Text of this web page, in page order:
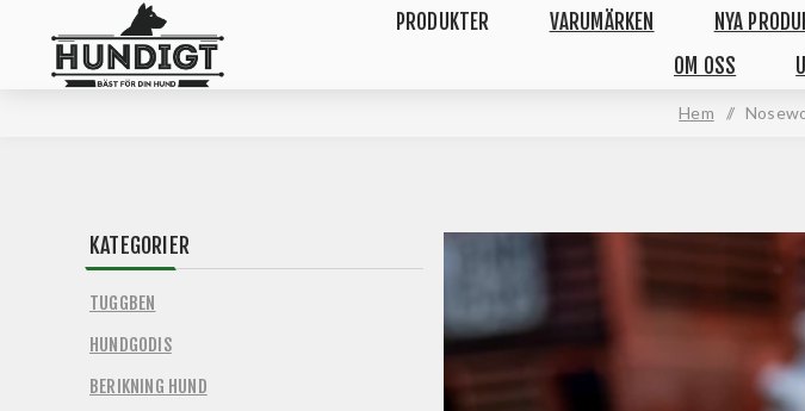
PRODUKTER VARUMÄRKEN NYA
OM OSS
Hem /
KATEGORIER
TUGGBEN
HUNDGODIS
BERIKNING HUND